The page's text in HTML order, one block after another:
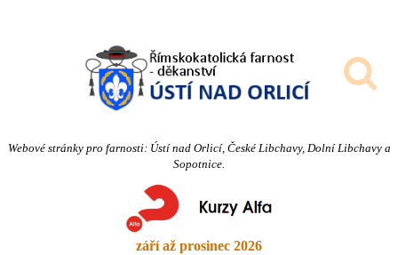
Webové stránky pro farnosti: Ústí nad Orlicí, České Libchavy, Dolní Libchavy a
Sopotnice.
září až prosinec 2026